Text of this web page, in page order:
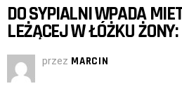
DO SYPIALNI WPADA
LEŻĄCEJ W ŁÓŻKU ŻONY:
przez MARCIN